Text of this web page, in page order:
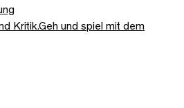
Kritik.Geh und spiel mit dem